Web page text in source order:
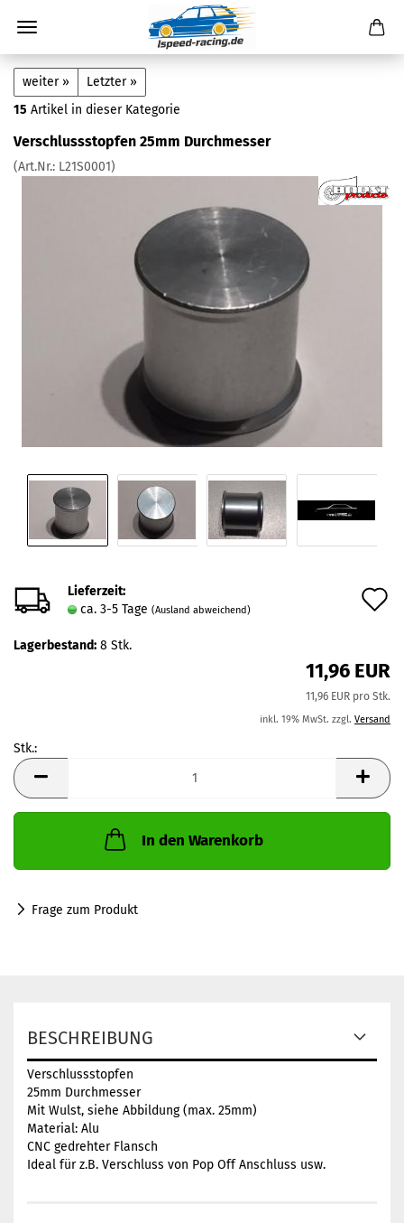
weiter »
Letzter »
15 Artikel in dieser Kategorie
Verschlussstopfen 25mm Durchmesser
(Art.Nr.: L21S0001)
Lieferzeit:
ca. 3-5 Tage (Ausland abweichend)
Lagerbestand: 8 Stk.
11,96 EUR
11,96 EUR pro Stk.
inkl. 19% MwSt. zzgl. Versand
Stk.:
Stk.
In den Warenkorb
Frage zum Produkt
BESCHREIBUNG
Verschlussstopfen
25mm Durchmesser
Mit Wulst, siehe Abbildung (max. 25mm)
Material: Alu
CNC gedrehter Flansch
Ideal für z.B. Verschluss von Pop Off Anschluss usw.